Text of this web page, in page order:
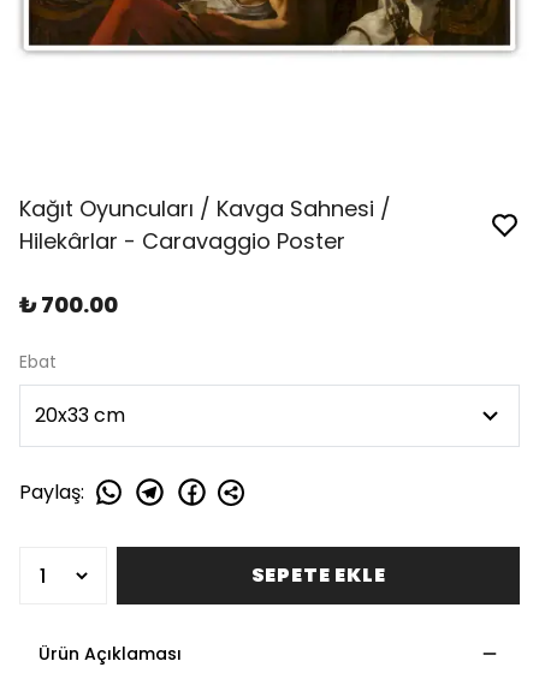
Kağıt Oyuncuları / Kavga Sahnesi /
Hilekârlar - Caravaggio Poster
₺ 700.00
Ebat
Paylaş:
SEPETE EKLE
Ürün Açıklaması